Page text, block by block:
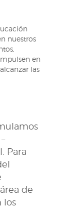
nuestros
en
las
Para
de
los